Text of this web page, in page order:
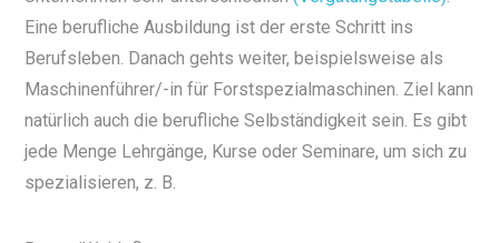
Eine berufliche Ausbildung ist der erste Schritt ins
Berufsleben. Danach gehts weiter, beispielsweise als
Maschinenführer/-in für Forstspezialmaschinen. Ziel kann
natürlich auch die berufliche Selbständigkeit sein. Es gibt
jede Menge Lehrgänge, Kurse oder Seminare, um sich zu
spezialisieren, z. B.